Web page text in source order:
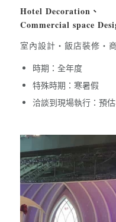
Hotel Decoration、
Commercial space
室內設計・飯店裝修・
時期：全年度
特殊時期：寒暑假
洽談到現場執行：預